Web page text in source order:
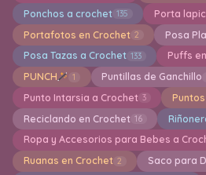
Ponchos a crochet 135 Porta
Portafotos en Crochet 2 Posa
Posa Tazas a Crochet 133 Puffs
PUNCH 1 Puntillas de Ganchillo
Punto Intarsia a Crochet 3
Reciclando en Crochet 16
Ropa y Accesorios para Bebes a
Ruanas en Crochet 2 Saco para